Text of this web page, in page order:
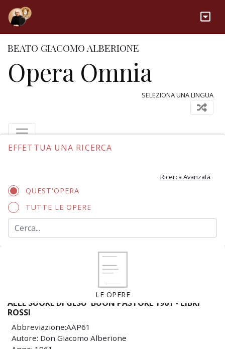
BEATO GIACOMO ALBERIONE
Opera Omnia
SELEZIONA UNA LINGUA
EFFETTUA UNA RICERCA
Ricerca Avanzata
QUEST'OPERA
TUTTE LE OPERE
LE OPERE
ALLE SUORE DI GESU' BUON PASTORE 1961 - LIBRI
ROSSI
Abbreviazione:AAP61
Autore: Don Giacomo Alberione